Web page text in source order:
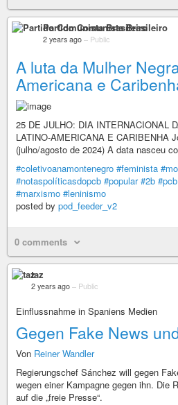
Partido Comunista Brasileiro
2 years ago – Public
A luta da Mulher
Americana e
25 DE JULHO: DIA INTERNACIONAL
LATINO-AMERICANA E CARIBENHA
(julho/agosto de 2024) A data nasceu
#coletivoanamontenegro #feminista
#notaspolíticasdopcb #popular #2b #pcb
#marxismo #leninismo
posted by pod_feeder_v2
0 comments
taz
2 years ago – Public
Einflussnahme in Spaniens Medien
Gegen Fake News
Von Reiner Wandler
Regierungschef Sánchez will gegen
wegen einer Kampagne gegen ihn. Die
auf die „freie Presse“.